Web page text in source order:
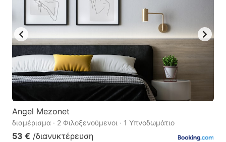
Angel Mezonet
διαμέρισμα · 2 Φιλοξενούμενοι · 1 Υπνοδωμάτιο
53 € /διανυκτέρευση